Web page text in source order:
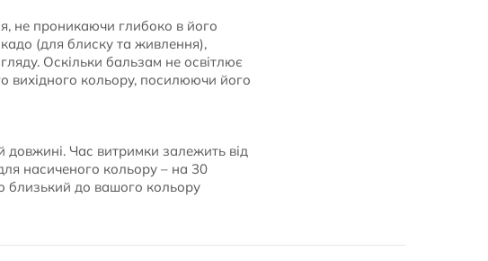
не проникаючи глибоко в його
(для блиску та живлення),
Оскільки бальзам не освітлює
вихідного кольору, посилюючи його
довжині. Час витримки залежить від
насиченого кольору – на 30
близький до вашого кольору